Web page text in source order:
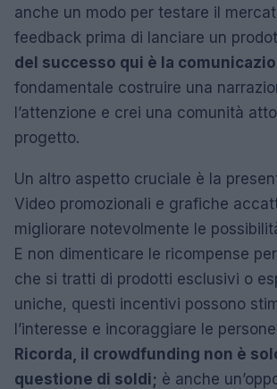
anche un modo per testare il
feedback prima di lanciare un
del successo qui è la
fondamentale costruire una
l’attenzione e crei una comunità
progetto.
Un altro aspetto cruciale è la
Video promozionali e grafiche
migliorare notevolmente le
E non dimenticare le ricompense
che si tratti di prodotti esclusivi o
uniche, questi incentivi possono
l’interesse e incoraggiare le
Ricorda, il crowdfunding non è
questione di soldi; è anche